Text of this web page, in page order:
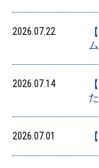
2026.07.22
2026.07.14
た
2026.07.01